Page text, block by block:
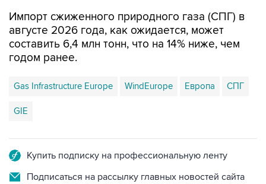
Импорт сжиженного природного газа (СПГ) в
августе 2026 года, как ожидается, может
составить 6,4 млн тонн, что на 14% ниже, чем
годом ранее.
Gas Infrastructure Europe WindEurope Европа СПГ
GIE
Купить подписку на профессиональную ленту
Подписаться на рассылку главных новостей сайта